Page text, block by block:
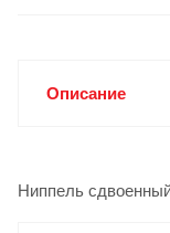
Описание
Ниппель